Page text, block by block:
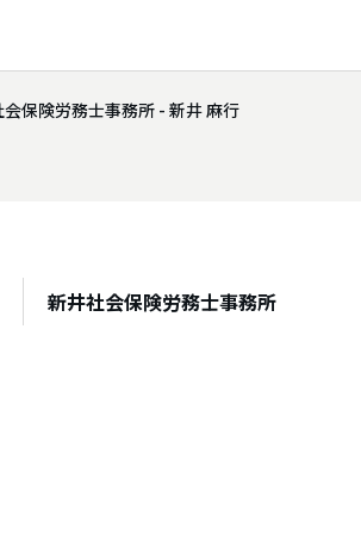
保険労務士事務所 - 新井 麻行
新井社会保険労務士事務所